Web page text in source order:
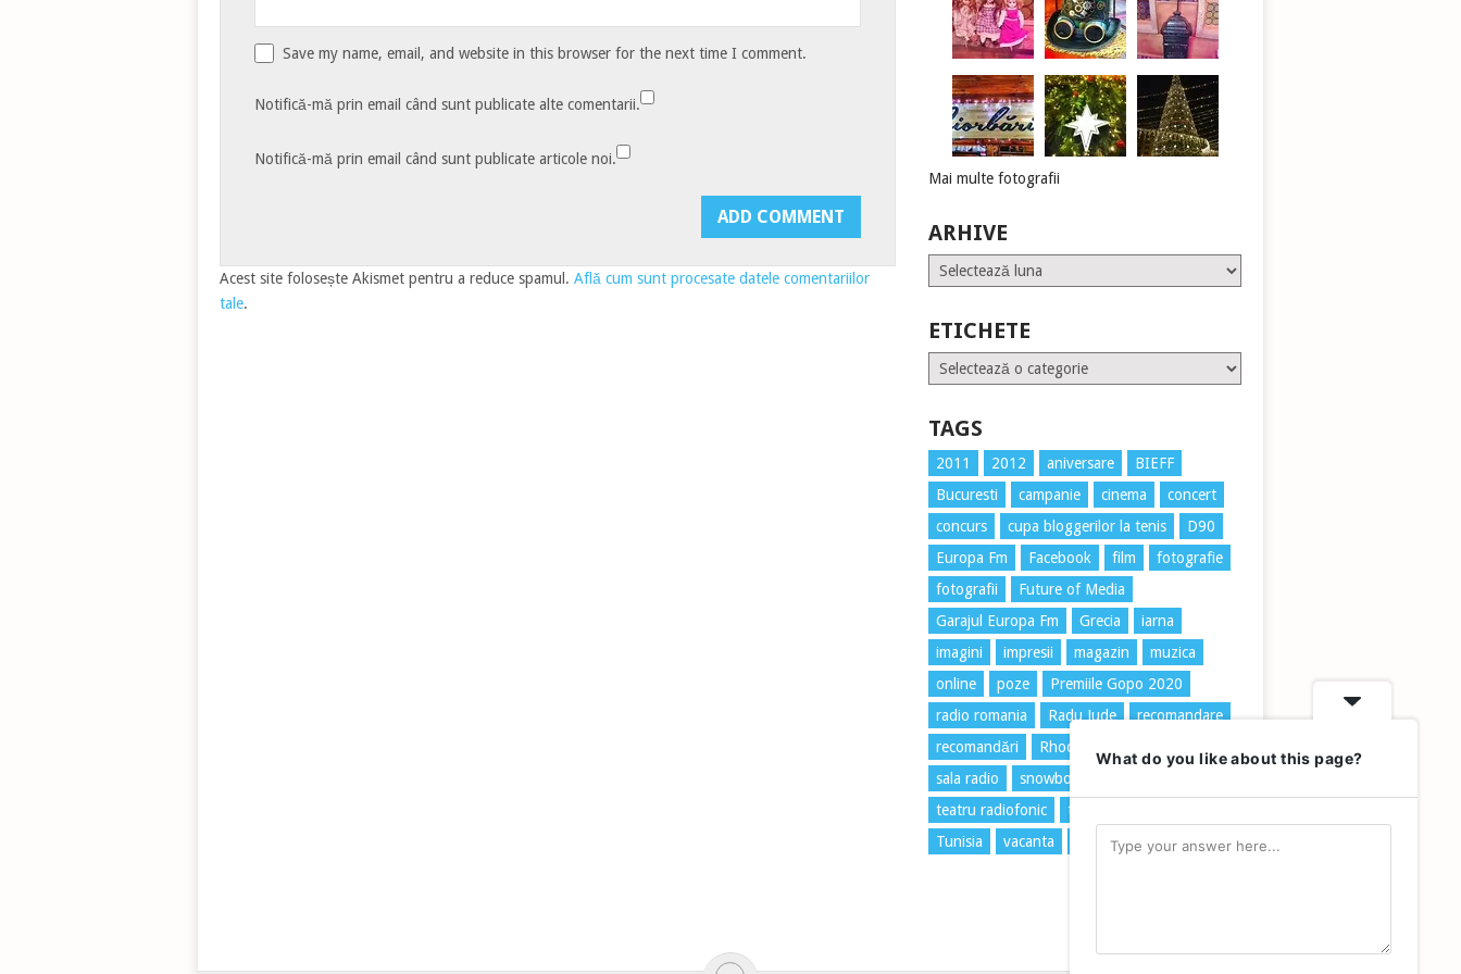
Save my name, email, and website in this browser for the next time I comment.
Notifică-mă prin email când sunt publicate alte comentarii.
Notifică-mă prin email când sunt publicate articole noi.
Acest site folosește Akismet pentru a reduce spamul. Află cum sunt procesate datele comentariilor
tale.
Mai multe fotografii
ARHIVE
Arhive
ETICHETE
Etichete
TAGS
2011 2012 aniversare
BIEFF
Bucuresti
campanie cinema
concert
concurs
cupa bloggerilor la tenis
D90
Europa Fm
Facebook film
fotografie
fotografii
Future of Media
Garajul Europa Fm
Grecia
iarna
imagini
impresii magazin
muzica
online
poze
Premiile Gopo 2020
radio romania
Radu Jude
recomandare
recomandări
Rhodos
sala radio
snowboard
teatru radiofonic
tenis
Tunisia
vacanta vidra zapada
What do you like about this page?